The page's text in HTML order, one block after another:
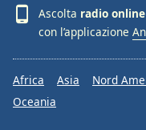
Ascolta radio online
con l’applicazione
Africa Asia Nord
Oceania